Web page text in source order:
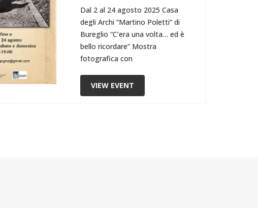
Dal 2 al 24 agosto 2025 Casa
degli Archi “Martino Poletti” di
Bureglio “C’era una volta… ed è
bello ricordare” Mostra
fotografica con
VIEW EVENT